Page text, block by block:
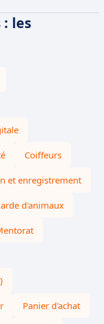
les
Coiffeurs
et enregistrement
d'animaux
Panier d'achat